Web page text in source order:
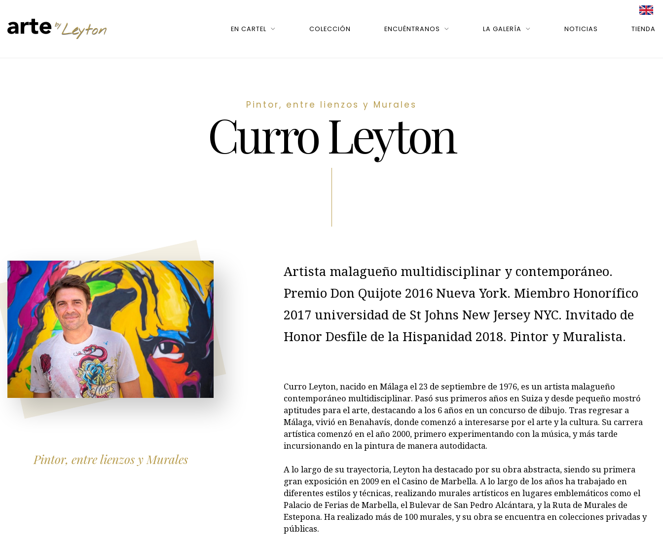
EN CARTEL COLECCIÓN ENCUÉNTRANOS LA GALERÍA NOTICIAS TIENDA
Pintor, entre lienzos y Murales
Curro Leyton
Pintor, entre lienzos y Murales
Artista malagueño multidisciplinar y contemporáneo.
Premio Don Quijote 2016 Nueva York. Miembro Honorífico
2017 universidad de St Johns New Jersey NYC. Invitado de
Honor Desfile de la Hispanidad 2018. Pintor y Muralista.
Curro Leyton, nacido en Málaga el 23 de septiembre de 1976, es un artista malagueño
contemporáneo multidisciplinar. Pasó sus primeros años en Suiza y desde pequeño mostró
aptitudes para el arte, destacando a los 6 años en un concurso de dibujo. Tras regresar a
Málaga, vivió en Benahavís, donde comenzó a interesarse por el arte y la cultura. Su carrera
artística comenzó en el año 2000, primero experimentando con la música, y más tarde
incursionando en la pintura de manera autodidacta.
A lo largo de su trayectoria, Leyton ha destacado por su obra abstracta, siendo su primera
gran exposición en 2009 en el Casino de Marbella. A lo largo de los años ha trabajado en
diferentes estilos y técnicas, realizando murales artísticos en lugares emblemáticos como el
Palacio de Ferias de Marbella, el Bulevar de San Pedro Alcántara, y la Ruta de Murales de
Estepona. Ha realizado más de 100 murales, y su obra se encuentra en colecciones privadas y
públicas.